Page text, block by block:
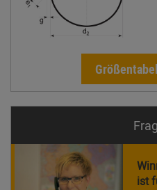
ist